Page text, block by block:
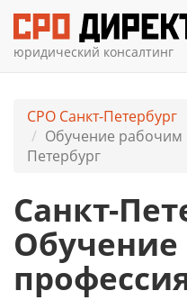
юридический консалтинг
СРО Санкт-Петербург
Обучение рабочим
Петербург
Санкт-